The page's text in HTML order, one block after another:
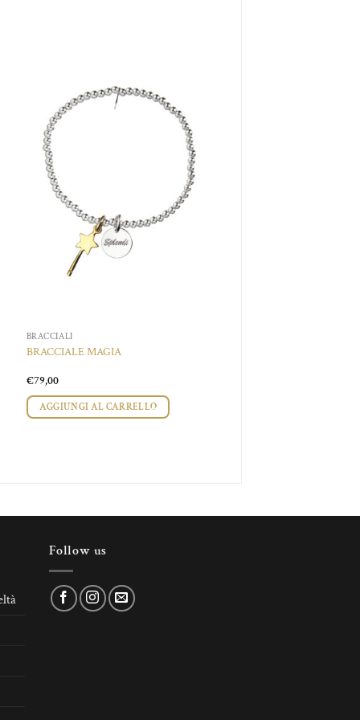
alla lista
dei
desideri
BRACCIALI
BRACCIALE MAGIA
€79,00
AGGIUNGI AL CARRELLO
Follow us